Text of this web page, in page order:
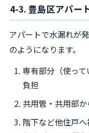
4-3. 豊島区アパー
アパートで水漏れが
のようになります。
専有部分（使っ
負担
共用管・共用部
階下など他住戸